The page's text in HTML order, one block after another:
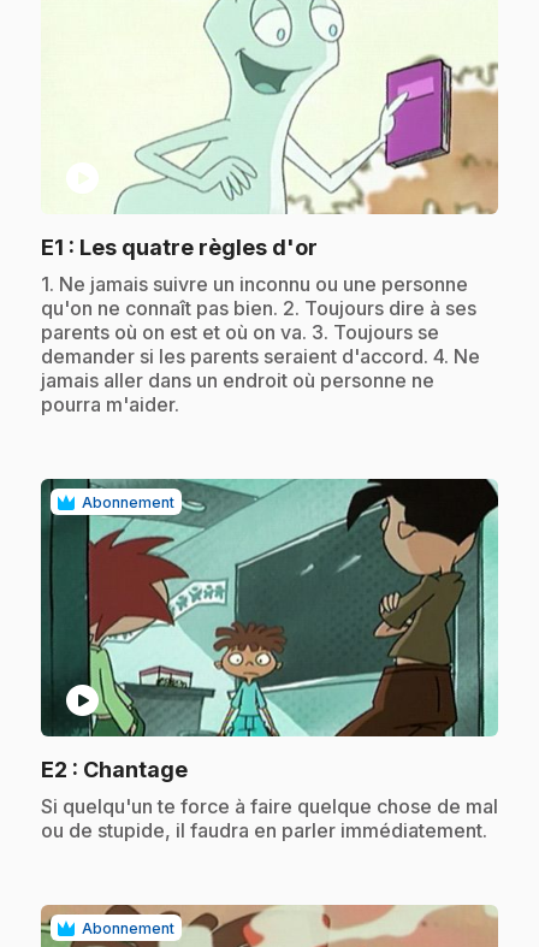
play_circle
E1 : Les quatre règles d'or
.1. Ne jamais suivre un inconnu ou une personne
qu'on ne connaît pas bien. 2. Toujours dire à ses
parents où on est et où on va. 3. Toujours se
demander si les parents seraient d'accord. 4. Ne
jamais aller dans un endroit où personne ne
pourra m'aider.
Abonnement
play_circle
E2 : Chantage.
.Si quelqu'un te force à faire quelque chose de mal
ou de stupide, il faudra en parler immédiatement.
Abonnement